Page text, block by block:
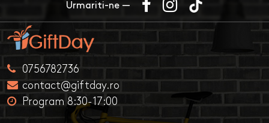
Urmariti-ne —
0756782736
contact@giftday.ro
Program 8:30-17:00